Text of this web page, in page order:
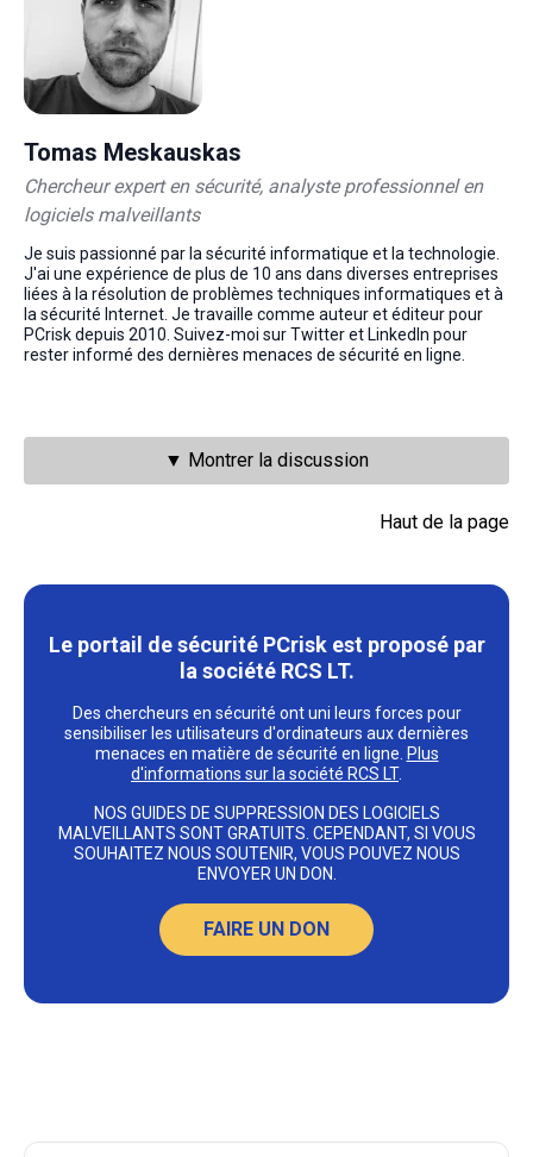
Tomas Meskauskas
Chercheur expert en sécurité, analyste professionnel en
logiciels malveillants
Je suis passionné par la sécurité informatique et la technologie.
J'ai une expérience de plus de 10 ans dans diverses entreprises
liées à la résolution de problèmes techniques informatiques et à
la sécurité Internet. Je travaille comme auteur et éditeur pour
PCrisk depuis 2010. Suivez-moi sur Twitter et LinkedIn pour
rester informé des dernières menaces de sécurité en ligne.
▼ Montrer la discussion
Haut de la page
Le portail de sécurité PCrisk est proposé par
la société RCS LT.
Des chercheurs en sécurité ont uni leurs forces pour
sensibiliser les utilisateurs d'ordinateurs aux dernières
menaces en matière de sécurité en ligne. Plus
d'informations sur la société RCS LT.
NOS GUIDES DE SUPPRESSION DES LOGICIELS
MALVEILLANTS SONT GRATUITS. CEPENDANT, SI VOUS
SOUHAITEZ NOUS SOUTENIR, VOUS POUVEZ NOUS
ENVOYER UN DON.
FAIRE UN DON